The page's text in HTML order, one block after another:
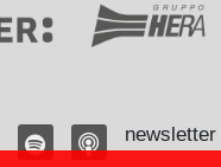
newsletter